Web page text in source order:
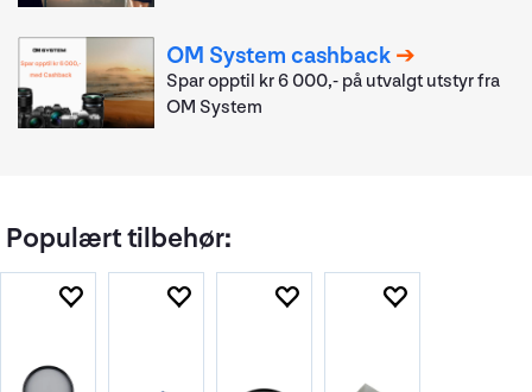
OM System cashback
Spar opptil kr 6 000,- på utvalgt utstyr fra
OM System
Populært tilbehør: